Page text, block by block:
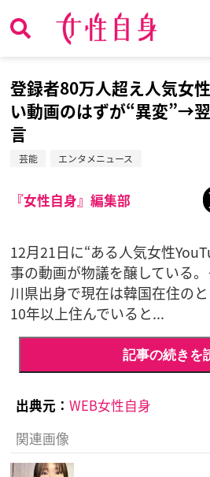
登録者80万人超え人気
い動画のはずが“異変”→
言
芸能 エンタメニュース
『女性自身』編集部
12月21日に“ある人気女性
事の動画が物議を醸している
川県出身で現在は韓国在住の
10年以上住んでいると...
記事の続きを
出典元： WEB女性自身
関連画像